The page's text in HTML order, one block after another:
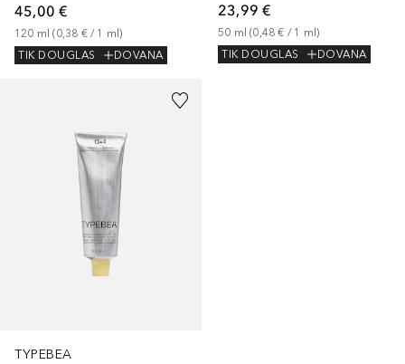
45,00 €
120 ml (0,38 € / 1 ml)
TIK DOUGLAS
DOVANA
23,99 €
50 ml (0,48 € / 1 ml)
TIK DOUGLAS
DOVANA
TYPEBEA